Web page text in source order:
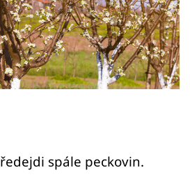
spále peckovin.